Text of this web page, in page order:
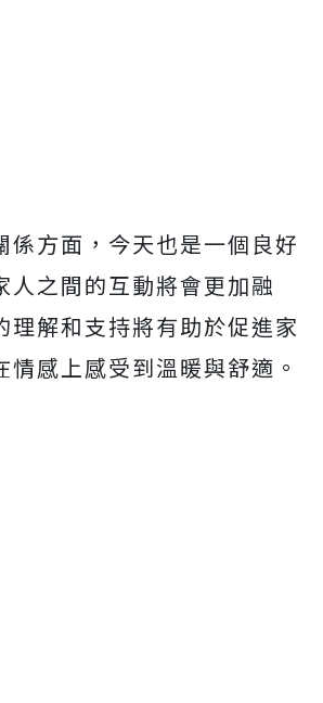
係方面，今天也是一個良好
人之間的互動將會更加融
理解和支持將有助於促進家
情感上感受到溫暖與舒適。